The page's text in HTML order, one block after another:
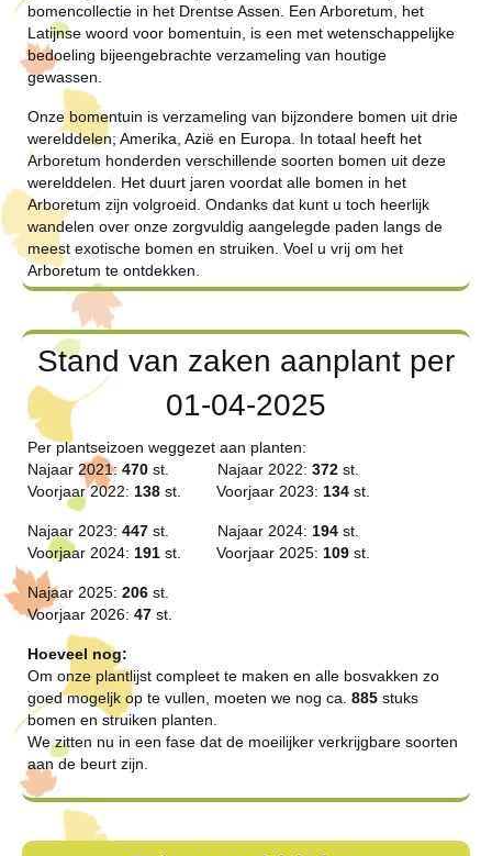
bomencollectie in het Drentse Assen. Een Arboretum, het
Latijnse woord voor bomentuin, is een met wetenschappelijke
bedoeling bijeengebrachte verzameling van houtige
gewassen.
Onze bomentuin is verzameling van bijzondere bomen uit drie
werelddelen; Amerika, Azië en Europa. In totaal heeft het
Arboretum honderden verschillende soorten bomen uit deze
werelddelen. Het duurt jaren voordat alle bomen in het
Arboretum zijn volgroeid. Ondanks dat kunt u toch heerlijk
wandelen over onze zorgvuldig aangelegde paden langs de
meest exotische bomen en struiken. Voel u vrij om het
Arboretum te ontdekken.
Stand van zaken aanplant per
01-04-2025
Per plantseizoen weggezet aan planten:
Najaar 2021: 470 st. Najaar 2022: 372 st.
Voorjaar 2022: 138 st. Voorjaar 2023: 134 st.
Najaar 2023: 447 st. Najaar 2024: 194 st.
Voorjaar 2024: 191 st. Voorjaar 2025: 109 st.
Najaar 2025: 206 st.
Voorjaar 2026: 47 st.
Hoeveel nog:
Om onze plantlijst compleet te maken en alle bosvakken zo
goed mogeljk op te vullen, moeten we nog ca. 885 stuks
bomen en struiken planten.
We zitten nu in een fase dat de moeilijker verkrijgbare soorten
aan de beurt zijn.